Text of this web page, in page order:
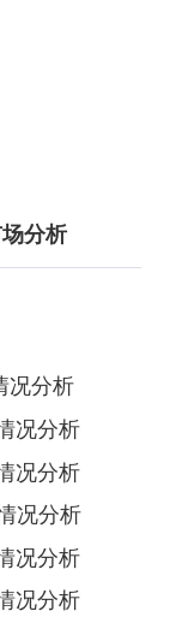
分析
况分析
况分析
况分析
况分析
况分析
况分析